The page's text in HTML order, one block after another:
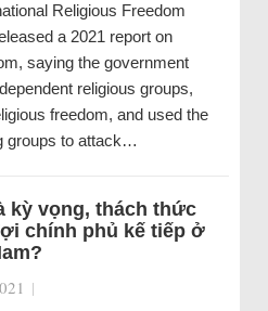
Religious Freedom
a 2021 report on
saying the government
religious groups,
freedom, and used the
groups to attack…
kỳ vọng, thách thức
chính phủ kế tiếp ở
|